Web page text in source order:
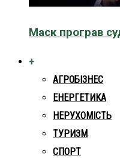
Маск програв
+
АГРОБІЗНЕС
ЕНЕРГЕТИКА
НЕРУХОМІСТЬ
ТУРИЗМ
СПОРТ